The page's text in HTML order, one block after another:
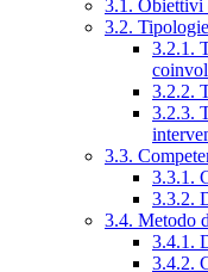
3.1. Obiettivi
3.2.
3.2.1.
3.2.2.
3.2.3.
3.3.
3.3.1.
3.3.2.
3.4. Metodo
3.4.1.
3.4.2.